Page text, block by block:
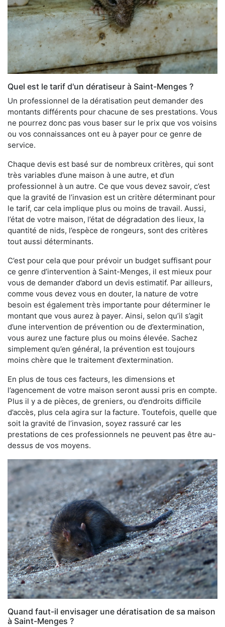
Quel est le tarif d'un dératiseur à Saint-Menges ?
Un professionnel de la dératisation peut demander des
montants différents pour chacune de ses prestations. Vous
ne pourrez donc pas vous baser sur le prix que vos voisins
ou vos connaissances ont eu à payer pour ce genre de
service.
Chaque devis est basé sur de nombreux critères, qui sont
très variables d’une maison à une autre, et d’un
professionnel à un autre. Ce que vous devez savoir, c’est
que la gravité de l’invasion est un critère déterminant pour
le tarif, car cela implique plus ou moins de travail. Aussi,
l’état de votre maison, l’état de dégradation des lieux, la
quantité de nids, l’espèce de rongeurs, sont des critères
tout aussi déterminants.
C’est pour cela que pour prévoir un budget suffisant pour
ce genre d’intervention à Saint-Menges, il est mieux pour
vous de demander d’abord un devis estimatif. Par ailleurs,
comme vous devez vous en douter, la nature de votre
besoin est également très importante pour déterminer le
montant que vous aurez à payer. Ainsi, selon qu’il s’agit
d’une intervention de prévention ou de d’extermination,
vous aurez une facture plus ou moins élevée. Sachez
simplement qu’en général, la prévention est toujours
moins chère que le traitement d’extermination.
En plus de tous ces facteurs, les dimensions et
l’agencement de votre maison seront aussi pris en compte.
Plus il y a de pièces, de greniers, ou d’endroits difficile
d’accès, plus cela agira sur la facture. Toutefois, quelle que
soit la gravité de l’invasion, soyez rassuré car les
prestations de ces professionnels ne peuvent pas être au-
dessus de vos moyens.
Quand faut-il envisager une dératisation de sa maison
à Saint-Menges ?